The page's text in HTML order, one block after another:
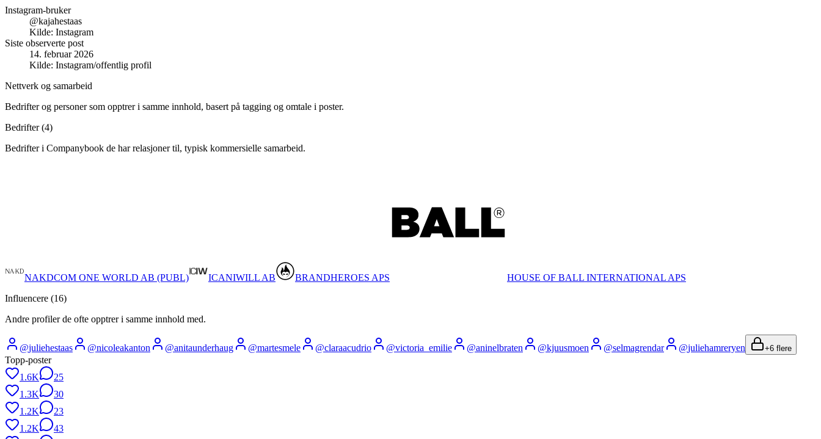
Instagram-bruker
@kajahestaas
Kilde: Instagram
Siste observerte post
14. februar 2026
Kilde: Instagram/offentlig profil
Nettverk og samarbeid
Bedrifter og personer som opptrer i samme innhold, basert på tagging og omtale i poster.
Bedrifter (4)
Bedrifter i Companybook de har relasjoner til, typisk kommersielle samarbeid.
NAKDCOM ONE WORLD AB (PUBL) ICANIWILL AB BRANDHEROES APS
HOUSE OF BALL INTERNATIONAL APS
Influencere (16)
Andre profiler de ofte opptrer i samme innhold med.
@juliehestaas @nicoleakanton @anitaunderhaug @martesmele @claraacudrio @victoria_emilie @aninelbraten @kjuusmoen @selmagrendar @juliehamreryen +6 flere
Topp-poster
1.6K
25
1.3K
30
1.2K
23
1.2K
43